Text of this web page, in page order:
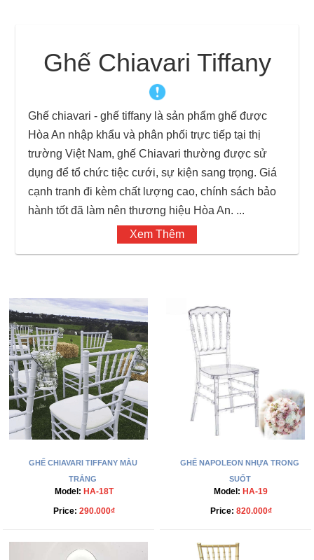
Ghế Chiavari Tiffany
Ghế chiavari - ghế tiffany là sản phẩm ghế được
Hòa An nhập khẩu và phân phối trực tiếp tại thị
trường Việt Nam, ghế Chiavari thường được sử
dụng để tổ chức tiệc cưới, sự kiện sang trọng. Giá
cạnh tranh đi kèm chất lượng cao, chính sách bảo
hành tốt đã làm nên thương hiệu Hòa An. ...
Xem Thêm
GHẾ CHIAVARI TIFFANY MÀU
TRẮNG
Model: HA-18T
Price: 290.000₫
GHẾ NAPOLEON NHỰA TRONG
SUỐT
Model: HA-19
Price: 820.000₫